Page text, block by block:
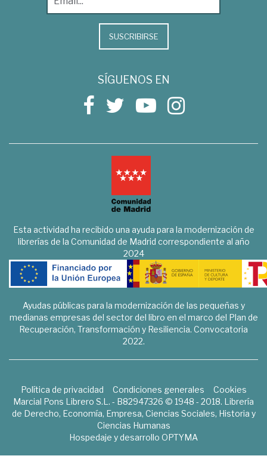
SUSCRIBIRSE
SÍGUENOS EN
Esta actividad ha recibido una ayuda para la modernización de
librerías de la Comunidad de Madrid correspondiente al año
2024
Ayudas públicas para la modernización de las pequeñas y
medianas empresas del sector del libro en el marco del Plan de
Recuperación, Transformación y Resiliencia. Convocatoria
2022.
Política de privacidad Condiciones generales
Cookies
Marcial Pons Librero S.L. - B82947326 © 1948 - 2018. Librería
de Derecho, Economía, Empresa, Ciencias Sociales, Historia y
Ciencias Humanas
Hospedaje y desarrollo OPTYMA